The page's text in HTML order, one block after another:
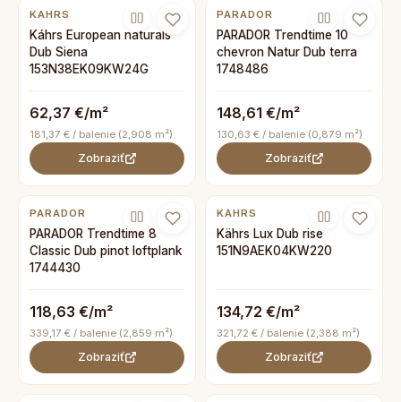
KAHRS
Káhrs European naturals
Dub Siena
153N38EK09KW24G
62,37 €/m²
181,37 € / balenie (2,908 m²)
Zobraziť
PARADOR
PARADOR Trendtime 10
chevron Natur Dub terra
1748486
148,61 €/m²
130,63 € / balenie (0,879 m²)
Zobraziť
PARADOR
PARADOR Trendtime 8
Classic Dub pinot loftplank
1744430
118,63 €/m²
339,17 € / balenie (2,859 m²)
Zobraziť
KAHRS
Kährs Lux Dub rise
151N9AEK04KW220
134,72 €/m²
321,72 € / balenie (2,388 m²)
Zobraziť